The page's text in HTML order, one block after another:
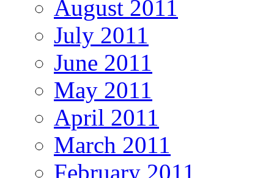
August 2011
July 2011
June 2011
May 2011
April 2011
March 2011
February 2011